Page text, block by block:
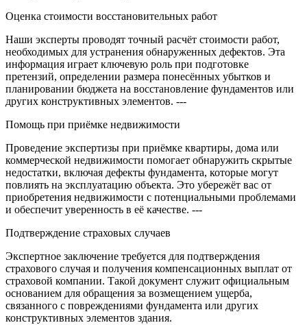
Оценка стоимости восстановительных работ
Наши эксперты проводят точный расчёт стоимости работ,
необходимых для устранения обнаруженных дефектов. Эта
информация играет ключевую роль при подготовке
претензий, определении размера понесённых убытков и
планировании бюджета на восстановление фундаментов или
других конструктивных элементов. ---
Помощь при приёмке недвижимости
Проведение экспертизы при приёмке квартиры, дома или
коммерческой недвижимости помогает обнаружить скрытые
недостатки, включая дефекты фундамента, которые могут
повлиять на эксплуатацию объекта. Это убережёт вас от
приобретения недвижимости с потенциальными проблемами
и обеспечит уверенность в её качестве. ---
Подтверждение страховых случаев
Экспертное заключение требуется для подтверждения
страхового случая и получения компенсационных выплат от
страховой компании. Такой документ служит официальным
основанием для обращения за возмещением ущерба,
связанного с повреждениями фундамента или других
конструктивных элементов здания.